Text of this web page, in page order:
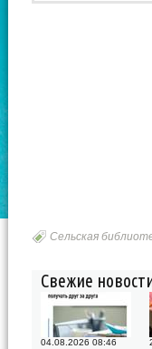
Сельская
Свежие
04.08.2026 08:46